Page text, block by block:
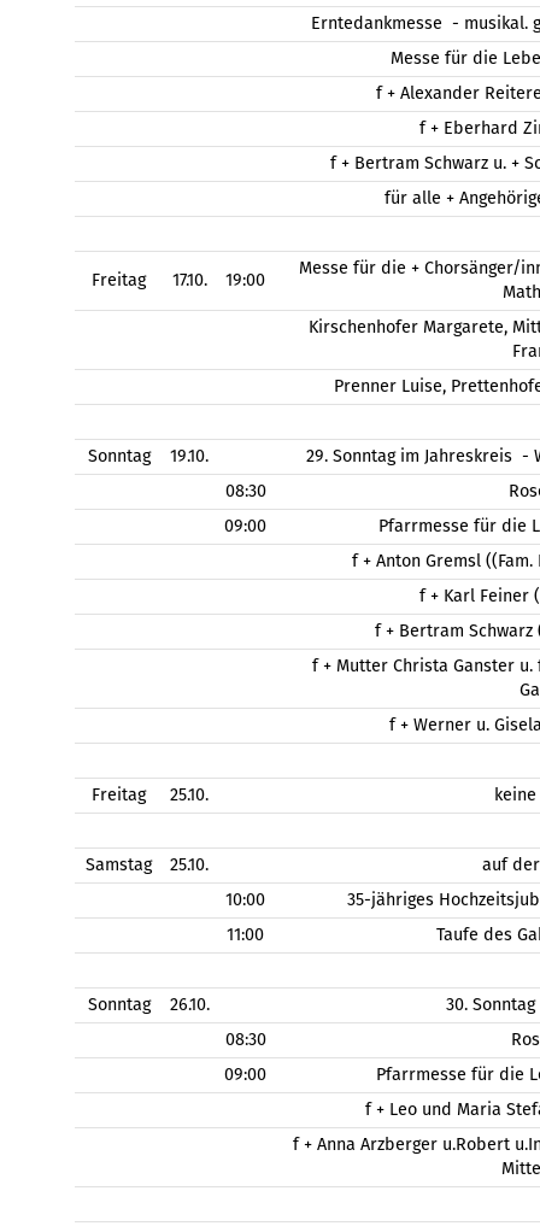
Erntedankmesse - musikal.
Messe für die
f + Alexander
f + Eberhard
f + Bertram Schwarz u. +
für alle +
Freitag 17.10. 19:00
Messe für die + Chorsänger/
Kirschenhofer Margarete,
Prenner Luise,
Sonntag 19.10.
29. Sonntag im Jahreskreis -
08:30
09:00
Pfarrmesse für die
f + Anton Gremsl
f + Karl Feiner
f + Bertram
f + Mutter Christa Ganster
f + Werner u.
Freitag 25.10.
Samstag 25.10.
auf
10:00
35-jähriges
11:00
Taufe des
Sonntag 26.10.
30.
08:30
09:00
Pfarrmesse für die
f + Leo und Maria
f + Anna Arzberger u.Robert